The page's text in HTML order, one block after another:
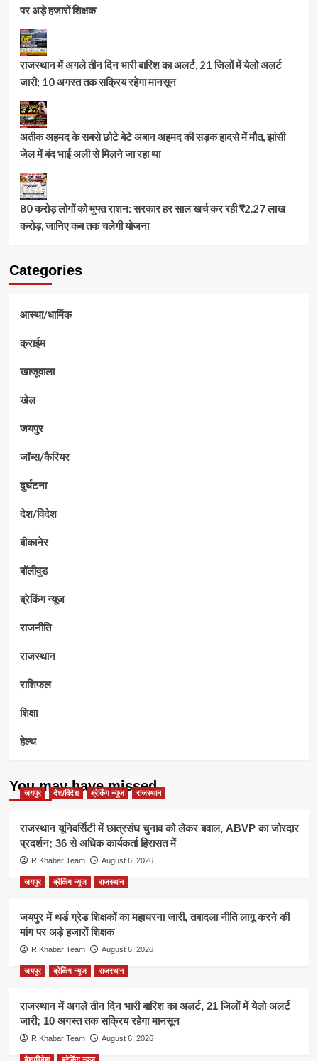
पर अड़े हजारों शिक्षक
राजस्थान में अगले तीन दिन भारी बारिश का अलर्ट, 21 जिलों में येलो अलर्ट
जारी; 10 अगस्त तक सक्रिय रहेगा मानसून
अतीक अहमद के सबसे छोटे बेटे अबान अहमद की सड़क हादसे में मौत, झांसी
जेल में बंद भाई अली से मिलने जा रहा था
80 करोड़ लोगों को मुफ्त राशन: सरकार हर साल खर्च कर रही ₹2.27 लाख
करोड़, जानिए कब तक चलेगी योजना
Categories
आस्था/धार्मिक
क्राईम
खाजूवाला
खेल
जयपुर
जॉब्स/कैरियर
दुर्घटना
देश/विदेश
बीकानेर
बॉलीवुड
ब्रेकिंग न्यूज
राजनीति
राजस्थान
राशिफल
शिक्षा
हेल्थ
You may have missed
जयपुर देश/विदेश ब्रेकिंग न्यूज राजस्थान
राजस्थान यूनिवर्सिटी में छात्रसंघ चुनाव को लेकर बवाल, ABVP का जोरदार
प्रदर्शन; 36 से अधिक कार्यकर्ता हिरासत में
R.Khabar Team August 6, 2026
जयपुर ब्रेकिंग न्यूज राजस्थान
जयपुर में थर्ड ग्रेड शिक्षकों का महाधरना जारी, तबादला नीति लागू करने की
मांग पर अड़े हजारों शिक्षक
R.Khabar Team August 6, 2026
जयपुर ब्रेकिंग न्यूज राजस्थान
राजस्थान में अगले तीन दिन भारी बारिश का अलर्ट, 21 जिलों में येलो अलर्ट
जारी; 10 अगस्त तक सक्रिय रहेगा मानसून
R.Khabar Team August 6, 2026